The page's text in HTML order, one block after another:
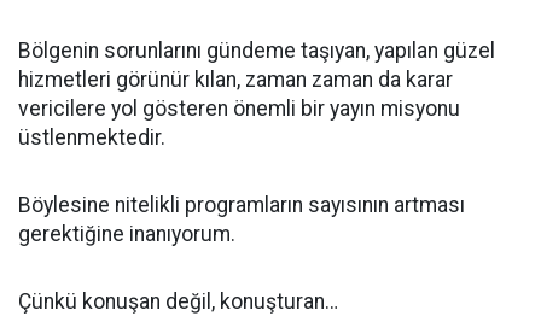
Bölgenin sorunlarını gündeme taşıyan, yapılan güzel
hizmetleri görünür kılan, zaman zaman da karar
vericilere yol gösteren önemli bir yayın misyonu
üstlenmektedir.
Böylesine nitelikli programların sayısının artması
gerektiğine inanıyorum.
Çünkü konuşan değil, konuşturan…